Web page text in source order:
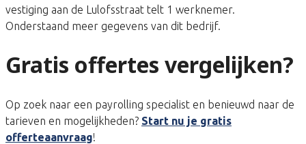
vestiging aan de Lulofsstraat telt 1 werknemer.
Onderstaand meer gegevens van dit bedrijf.
Gratis offertes vergelijken?
Op zoek naar een payrolling specialist en benieuwd naar de
tarieven en mogelijkheden? Start nu je gratis
offerteaanvraag!